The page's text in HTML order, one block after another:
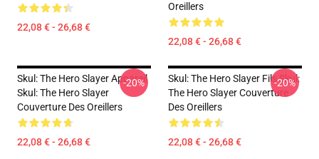
22,08 € - 26,68 €
Oreillers
22,08 € - 26,68 €
Skul: The Hero Slayer Appareil
Skul: The Hero Slayer
Couverture Des Oreillers
22,08 € - 26,68 €
-20%
Skul: The Hero Slayer Fils Skul:
The Hero Slayer Couverture
Des Oreillers
22,08 € - 26,68 €
-20%